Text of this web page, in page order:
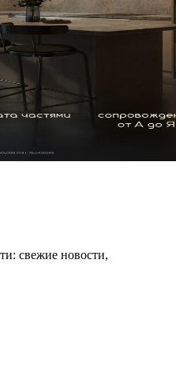
свежие новости,